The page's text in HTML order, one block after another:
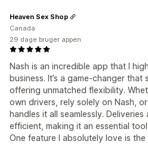
Nash is an incredible app that I
business. It’s a game-changer
offering unmatched flexibility.
own drivers, rely solely on Nash,
handles it all seamlessly.
efficient, making it an essential
One feature I absolutely love is
Heaven Sex Shop
Canada
29 dage bruger appen